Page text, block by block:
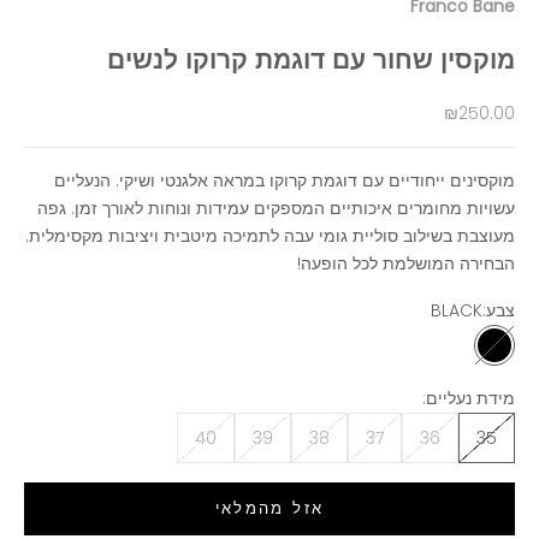
Franco Bane
מוקסין שחור עם דוגמת קרוקו לנשים
מחיר מבצע
₪250.00
מוקסינים ייחודיים עם דוגמת קרוקו במראה אלגנטי ושיקי. הנעליים
עשויות מחומרים איכותיים המספקים עמידות ונוחות לאורך זמן. גפה
מעוצבת בשילוב סוליית גומי עבה לתמיכה מיטבית ויציבות מקסימלית.
הבחירה המושלמת לכל הופעה!
צבע:BLACK
BLACK
מידת נעליים:
35
36
37
38
39
40
אזל מהמלאי